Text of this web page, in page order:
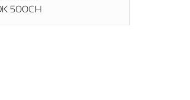
500CH